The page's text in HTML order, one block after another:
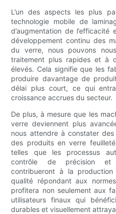
L’un des aspects les plus
technologie mobile de
d’augmentation de
développement continu des
du verre, nous pouvons
traitement plus rapides et à
élevés. Cela signifie que les
produire davantage de
délai plus court, ce qui
croissance accrues du secteur.
De plus, à mesure que les
verre deviennent plus
nous attendre à constater
des produits en verre
telles que les processus
contrôle de précision et
contribueront à la
qualité répondant aux
profitera non seulement aux
utilisateurs finaux qui
durables et visuellement